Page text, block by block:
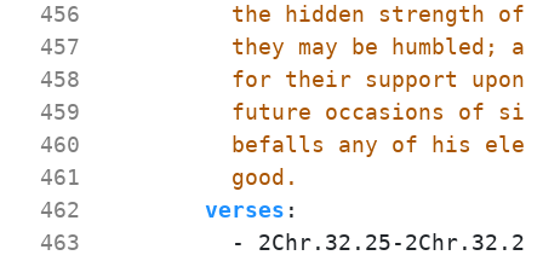
456
457
458
459
460
461
462
463
          good.
verses :
- 2Chr.32.25-